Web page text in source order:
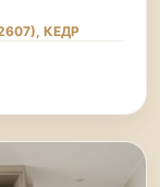
КЕДР